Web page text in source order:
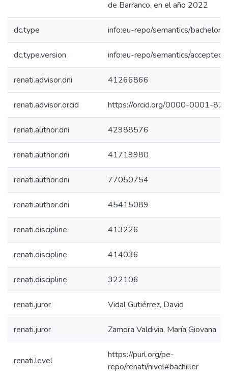
de Barranco, en el año 2022
dc.type info:eu-repo/semantics/
dc.type.version info:eu-repo/semantics/
renati.advisor.dni 41266866
renati.advisor.orcid https://orcid.org/0000-0001-
renati.author.dni 42988576
renati.author.dni 41719980
renati.author.dni 77050754
renati.author.dni 45415089
renati.discipline 413226
renati.discipline 414036
renati.discipline 322106
renati.juror Vidal Gutiérrez, David
renati.juror Zamora Valdivia, María Giovana
renati.level
https://purl.org/pe-
repo/renati/nivel#bachiller